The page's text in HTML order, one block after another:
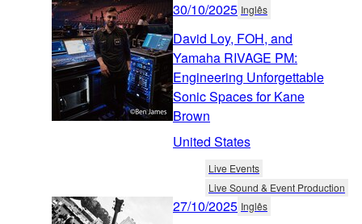
30/10/2025 Inglês
David Loy, FOH, and
Yamaha RIVAGE PM:
Engineering Unforgettable
Sonic Spaces for Kane
Brown
United States
Live Events
Live Sound & Event Production
27/10/2025 Inglês